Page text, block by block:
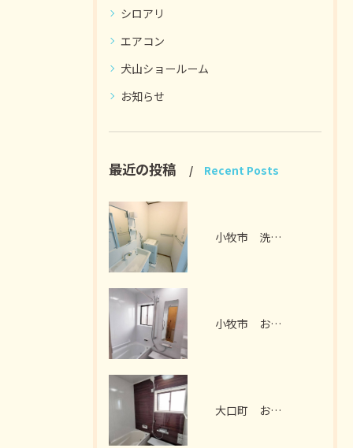
シロアリ
エアコン
犬山ショールーム
お知らせ
最近の投稿 Recent Posts
小牧市 洗面脱衣室リフォーム I様邸 2026年7月
小牧市 お風呂リフォーム I様邸 2026年7月
大口町 お風呂リフォーム M様邸 2026年7月